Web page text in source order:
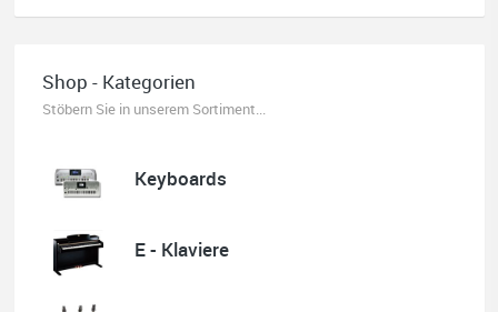
Habe mir heute eine E-Gitarre und einen Amp gekauft.
Erstklassige Beratung vom Chef. Hier fühlt man sich
aufgehoben. Finger weg vom Internet. Kauft beim Fachmann zu
guten Konditionen. Es zahlt sich aus. Ich kaufe hier immer
Quelle: Google-Rezension
Shop - Kategorien
Stöbern Sie in unserem Sortiment...
Keyboards
E - Klaviere